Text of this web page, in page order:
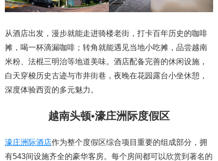
从酒店出发，漫步就能走进骑楼老街，打卡百年历史的咖啡
摊，喝一杯滴漏咖啡；转角就能遇见当地小吃摊，品尝越南
米粉、法棍三明治等地道美味。酒店配备完善的休闲设施，
白天穿梭历史古迹与市井街巷，夜晚在花园露台小坐休憩，
深度体验西贡的多元魅力。
越南头顿•濠庄洲际度假区
濠庄洲际酒店作为整个度假区综合项目重要的组成部分，拥
有543间设施齐全的豪华客房。每个房间都可以欣赏到著名的